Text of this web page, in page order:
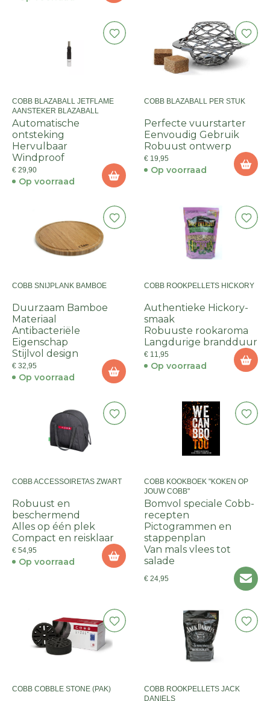
COBB BLAZABALL JETFLAME
AANSTEKER BLAZABALL
Automatische
ontsteking
Hervulbaar
Windproof
€ 29,90
Op voorraad
COBB BLAZABALL PER STUK
Perfecte vuurstarter
Eenvoudig Gebruik
Robuust ontwerp
€ 19,95
Op voorraad
COBB SNIJPLANK BAMBOE
Duurzaam Bamboe
Materiaal
Antibacteriële
Eigenschap
Stijlvol design
€ 32,95
Op voorraad
COBB ROOKPELLETS HICKORY
Authentieke Hickory-
smaak
Robuuste rookaroma
Langdurige brandduur
€ 11,95
Op voorraad
COBB ACCESSOIRETAS ZWART
Robuust en
beschermend
Alles op één plek
Compact en reisklaar
€ 54,95
Op voorraad
COBB KOOKBOEK "KOKEN OP
JOUW COBB"
Bomvol speciale Cobb-
recepten
Pictogrammen en
stappenplan
Van mals vlees tot
salade
€ 24,95
COBB COBBLE STONE (PAK)
COBB ROOKPELLETS JACK
DANIELS